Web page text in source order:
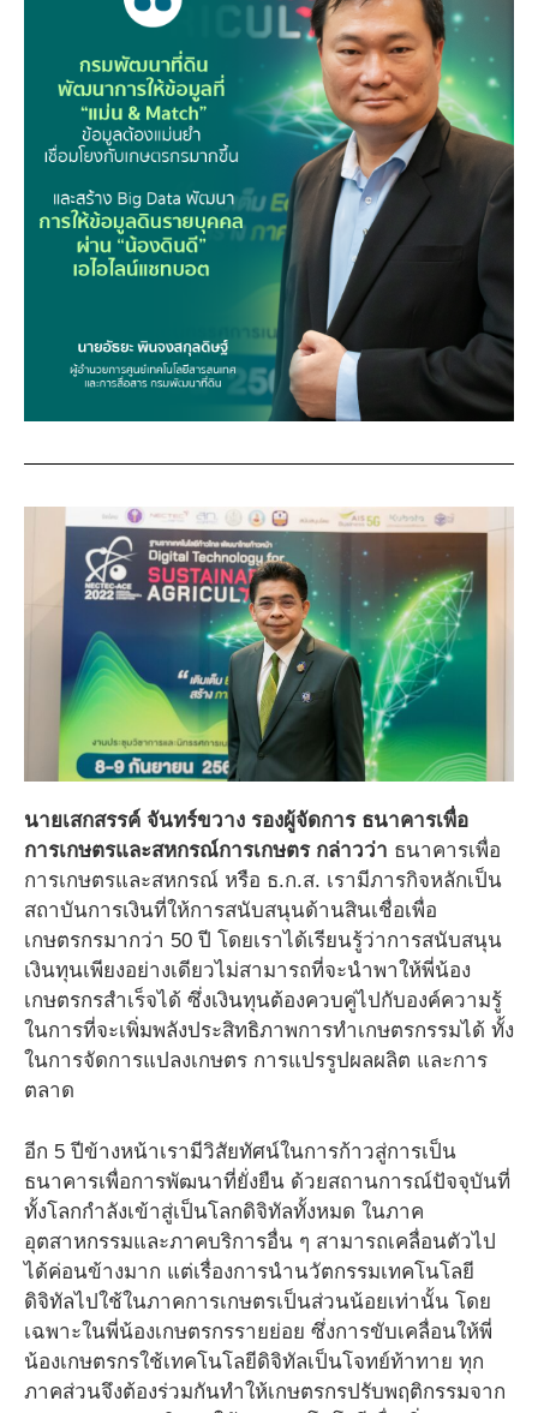
นายเสกสรรค์ จันทร์ขวาง รองผู้จัดการ ธนาคารเพื่อ
การเกษตรและสหกรณ์การเกษตร กล่าวว่า ธนาคารเพื่อ
การเกษตรและสหกรณ์ หรือ ธ.ก.ส. เรามีภารกิจหลักเป็น
สถาบันการเงินที่ให้การสนับสนุนด้านสินเชื่อเพื่อ
เกษตรกรมากว่า 50 ปี โดยเราได้เรียนรู้ว่าการสนับสนุน
เงินทุนเพียงอย่างเดียวไม่สามารถที่จะนำพาให้พี่น้อง
เกษตรกรสำเร็จได้ ซึ่งเงินทุนต้องควบคู่ไปกับองค์ความรู้
ในการที่จะเพิ่มพลังประสิทธิภาพการทำเกษตรกรรมได้ ทั้ง
ในการจัดการแปลงเกษตร การแปรรูปผลผลิต และการ
ตลาด
อีก 5 ปีข้างหน้าเรามีวิสัยทัศน์ในการก้าวสู่การเป็น
ธนาคารเพื่อการพัฒนาที่ยั่งยืน ด้วยสถานการณ์ปัจจุบันที่
ทั้งโลกกำลังเข้าสู่เป็นโลกดิจิทัลทั้งหมด ในภาค
อุตสาหกรรมและภาคบริการอื่น ๆ สามารถเคลื่อนตัวไป
ได้ค่อนข้างมาก แต่เรื่องการนำนวัตกรรมเทคโนโลยี
ดิจิทัลไปใช้ในภาคการเกษตรเป็นส่วนน้อยเท่านั้น โดย
เฉพาะในพี่น้องเกษตรกรรายย่อย ซึ่งการขับเคลื่อนให้พี่
น้องเกษตรกรใช้เทคโนโลยีดิจิทัลเป็นโจทย์ท้าทาย ทุก
ภาคส่วนจึงต้องร่วมกันทำให้เกษตรกรปรับพฤติกรรมจาก